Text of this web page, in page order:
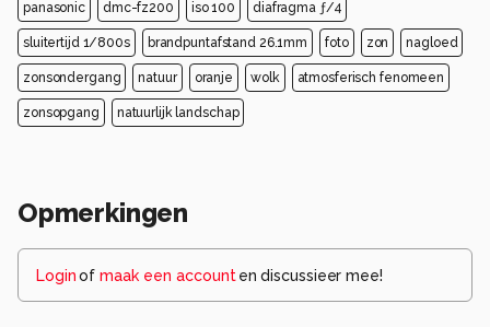
panasonic dmc-fz200 iso 100 diafragma ƒ/4
sluitertijd 1/800s brandpuntafstand 26.1mm foto zon nagloed
zonsondergang natuur oranje wolk atmosferisch fenomeen
zonsopgang natuurlijk landschap
Opmerkingen
Loginof maak een account en discussieer mee!